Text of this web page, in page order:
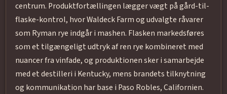
centrum. Produktfortællingen lægger vægt på gård-til-
flaske-kontrol, hvor Waldeck Farm og udvalgte råvarer
som Ryman rye indgår i mashen. Flasken markedsføres
som et tilgængeligt udtryk af ren rye kombineret med
nuancer fra vinfade, og produktionen sker i samarbejde
med et destilleri i Kentucky, mens brandets tilknytning
og kommunikation har base i Paso Robles, Californien.